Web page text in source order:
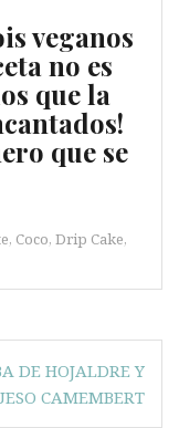
veganos
no es
que la
que se
, Coco, Drip Cake,
DE HOJALDRE Y
CAMEMBERT